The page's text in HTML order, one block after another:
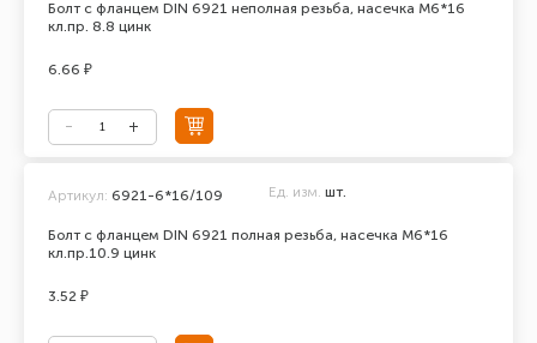
Болт с фланцем DIN 6921 неполная резьба, насечка М6*16
кл.пр. 8.8 цинк
6.66 ₽
Болт с фланцем DIN 6921 полная резьба, насечка М6*16
кл.пр.10.9 цинк
Артикул: 6921-6*16/109 Ед. изм. шт.
3.52 ₽